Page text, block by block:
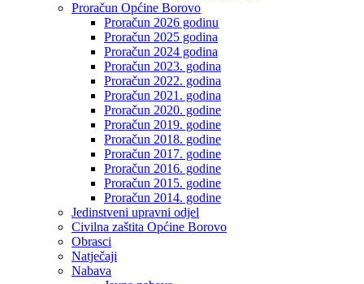
Proračun Općine Borovo
Proračun 2026 godinu
Proračun 2025 godina
Proračun 2024 godina
Proračun 2023. godina
Proračun 2022. godina
Proračun 2021. godina
Proračun 2020. godine
Proračun 2019. godine
Proračun 2018. godine
Proračun 2017. godine
Proračun 2016. godine
Proračun 2015. godine
Proračun 2014. godine
Jedinstveni upravni odjel
Civilna zaštita Općine Borovo
Obrasci
Natječaji
Nabava